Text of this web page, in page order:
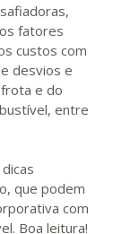
fatores
custos com
desvios e
e do
entre
dicas
que podem
com
Boa leitura!